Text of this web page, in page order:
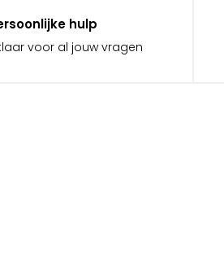
hulp
voor al jouw vragen